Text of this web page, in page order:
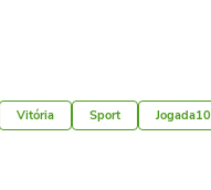
Vitória Sport Jogada10